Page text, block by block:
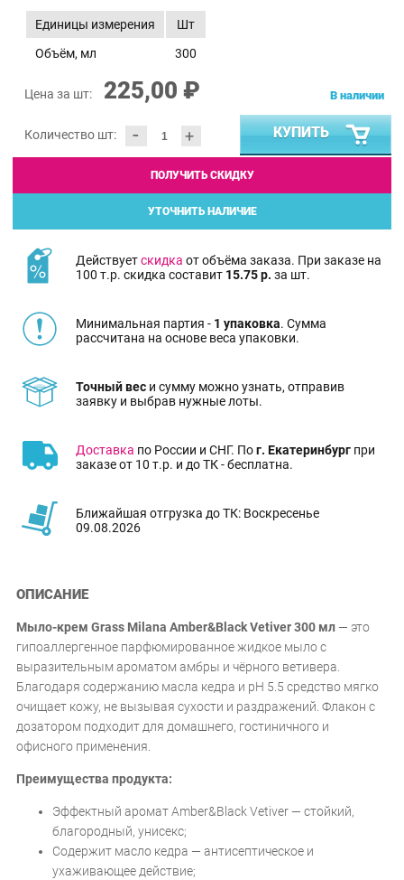
Единицы измерения
Шт
Объём, мл
300
Цена за шт: 225,00 ₽
Количество шт: - +
В наличии
КУПИТЬ
ПОЛУЧИТЬ СКИДКУ
УТОЧНИТЬ НАЛИЧИЕ
Действуетскидка от объёма заказа. При заказе на
100 т.р. скидка составит 15.75 р. за шт.
Минимальная партия - 1 упаковка. Сумма
рассчитана на основе веса упаковки.
Точный вес и сумму можно узнать, отправив
заявку и выбрав нужные лоты.
Доставка по России и СНГ. Пог. Екатеринбург при
заказе от 10 т.р. и до ТК - бесплатна.
Ближайшая отгрузка до ТК: Воскресенье
09.08.2026
ОПИСАНИЕ
Мыло-крем Grass Milana Amber&Black Vetiver 300 мл — это
гипоаллергенное парфюмированное жидкое мыло с
выразительным ароматом амбры и чёрного ветивера.
Благодаря содержанию масла кедра и pH 5.5 средство мягко
очищает кожу, не вызывая сухости и раздражений. Флакон с
дозатором подходит для домашнего, гостиничного и
офисного применения.
Преимущества продукта:
Эффектный аромат Amber&Black Vetiver — стойкий,
благородный, унисекс;
Содержит масло кедра — антисептическое и
ухаживающее действие;